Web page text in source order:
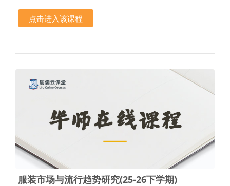
点击进入该课程
服装市场与流行趋势研究(25-26下学期)